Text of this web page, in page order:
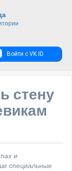
Войти с VK ID
стену
и
специальные